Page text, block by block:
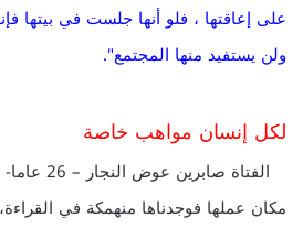
على إعاقتها ، فلو أنها جلست في بيتها
ولن يستفيد منها المجتمع".
لكل إنسان مواهب خاصة
الفتاة
مكان عملها فوجدناها منهمكة في